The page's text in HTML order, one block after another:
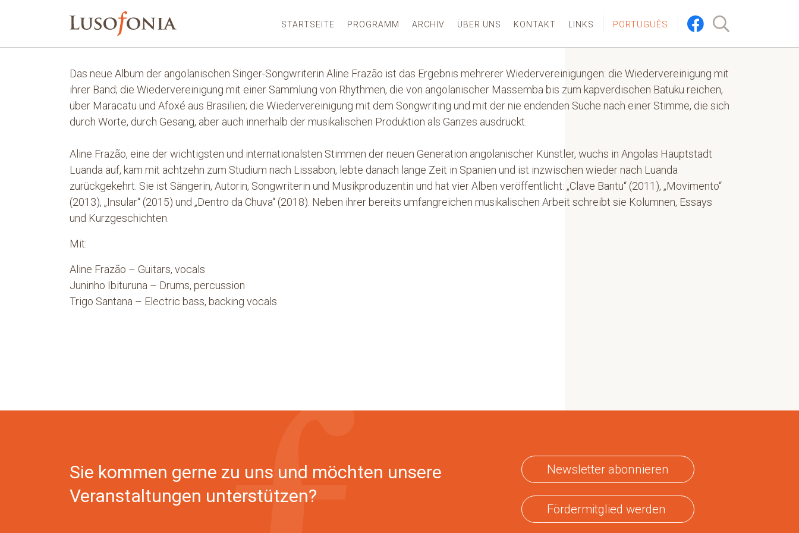
STARTSEITE PROGRAMM ARCHIV ÜBER UNS KONTAKT LINKS PORTUGUÊS
Das neue Album der angolanischen Singer-Songwriterin Aline Frazão ist das Ergebnis mehrerer Wiedervereinigungen: die Wiedervereinigung mit
ihrer Band; die Wiedervereinigung mit einer Sammlung von Rhythmen, die von angolanischer Massemba bis zum kapverdischen Batuku reichen,
über Maracatu und Afoxé aus Brasilien; die Wiedervereinigung mit dem Songwriting und mit der nie endenden Suche nach einer Stimme, die sich
durch Worte, durch Gesang, aber auch innerhalb der musikalischen Produktion als Ganzes ausdrückt.
Aline Frazão, eine der wichtigsten und internationalsten Stimmen der neuen Generation angolanischer Künstler, wuchs in Angolas Hauptstadt
Luanda auf, kam mit achtzehn zum Studium nach Lissabon, lebte danach lange Zeit in Spanien und ist inzwischen wieder nach Luanda
zurückgekehrt. Sie ist Sängerin, Autorin, Songwriterin und Musikproduzentin und hat vier Alben veröffentlicht: „Clave Bantu“ (2011), „Movimento“
(2013), „Insular“ (2015) und „Dentro da Chuva“ (2018). Neben ihrer bereits umfangreichen musikalischen Arbeit schreibt sie Kolumnen, Essays
und Kurzgeschichten.
Mit:
Aline Frazão – Guitars, vocals
Juninho Ibituruna – Drums, percussion
Trigo Santana – Electric bass, backing vocals
Sie kommen gerne zu uns und möchten unsere
Veranstaltungen unterstützen?
Newsletter abonnieren
Fördermitglied werden